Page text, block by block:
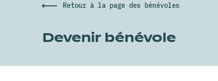
Retour à la page des bénévoles
Devenir bénévole